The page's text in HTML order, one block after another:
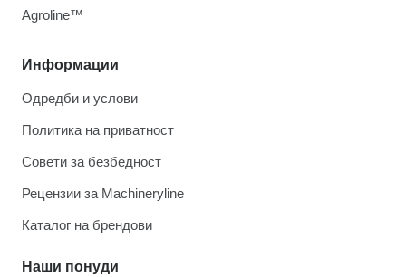
Информации
Одредби и услови
Политика на приватност
Совети за безбедност
Рецензии за Machineryline
Каталог на брендови
Наши понуди
Agroline™